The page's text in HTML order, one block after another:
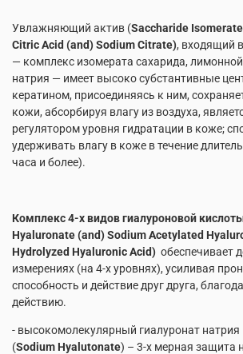
Увлажняющий актив (Saccharide
Citric Acid (and) Sodium Citrate), входящий
— комплекс изомерата сахарида,
натрия — имеет высоко субстантивные
кератином, присоединяясь к ним,
кожи, абсорбируя влагу из воздуха,
регулятором уровня гидратации в коже;
удерживать влагу в коже в течение
часа и более).
Комплекс 4-х видов гиалуроновой
Hyaluronate (and) Sodium Acetylated
Hydrolyzed Hyaluronic Acid) обеспечивает
измерениях (на 4-х уровнях), усиливая
способность и действие друг друга,
действию.
- высокомолекулярный гиалуронат натрия
(Sodium Hyalutonate) – 3-х мерная защита